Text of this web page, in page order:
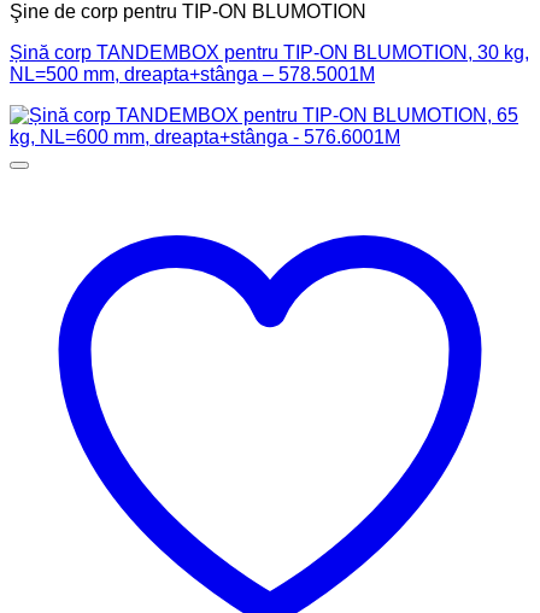
Şine de corp pentru TIP-ON BLUMOTION
Șină corp TANDEMBOX pentru TIP-ON BLUMOTION, 30 kg,
NL=500 mm, dreapta+stânga – 578.5001M